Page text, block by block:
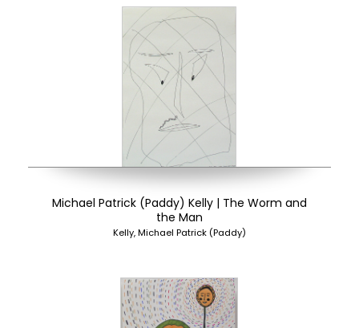
Michael Patrick (Paddy) Kelly | The Worm and
the Man
Kelly, Michael Patrick (Paddy)